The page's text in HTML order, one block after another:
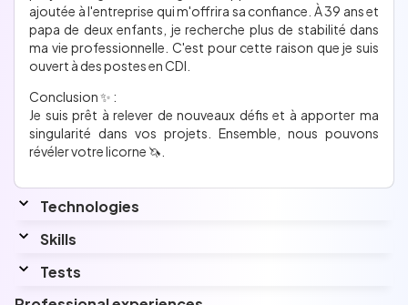
ajoutée à l'entreprise qui m'offrira sa confiance. À 39 ans et
papa de deux enfants, je recherche plus de stabilité dans
ma vie professionnelle. C'est pour cette raison que je suis
ouvert à des postes en CDI.
Conclusion ✨ :
Je suis prêt à relever de nouveaux défis et à apporter ma
singularité dans vos projets. Ensemble, nous pouvons
révéler votre licorne 🦄.
Technologies
Skills
Penstest, Python, Q#, ThreeJs
Tests